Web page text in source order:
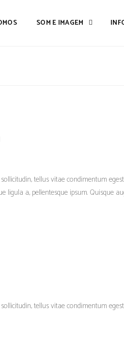
SOM E IMAGEM
tellus vitae condimentum
a, pellentesque ipsum. Quisque
tellus vitae condimentum